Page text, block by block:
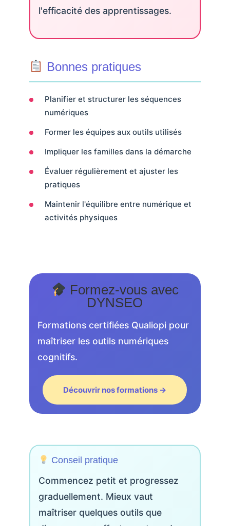
l'efficacité des apprentissages.
Bonnes pratiques
Planifier et structurer les séquences
numériques
Former les équipes aux outils utilisés
Impliquer les familles dans la démarche
Évaluer régulièrement et ajuster les
pratiques
Maintenir l'équilibre entre numérique et
activités physiques
Formez-vous avec
DYNSEO
Formations certifiées Qualiopi pour
maîtriser les outils numériques
cognitifs.
Découvrir nos formations →
Conseil pratique
Commencez petit et progressez
graduellement. Mieux vaut
maîtriser quelques outils que